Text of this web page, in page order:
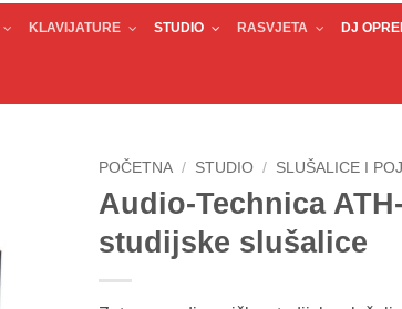
KLAVIJATURE STUDIO RASVJETA DJ
POČETNA / STUDIO / SLUŠALICE I
Audio-Technica
studijske slušalice